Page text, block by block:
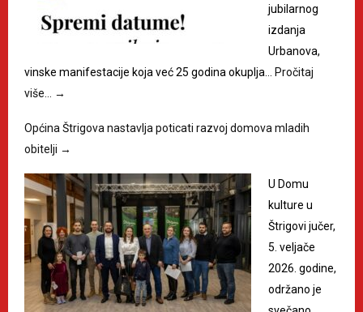
jubilarnog
izdanja
Urbanova,
vinske manifestacije koja već 25 godina okuplja…
Pročitaj
više…
→
Općina Štrigova nastavlja poticati razvoj domova mladih
obitelji →
U Domu
kulture u
Štrigovi jučer,
5. veljače
2026. godine,
održano je